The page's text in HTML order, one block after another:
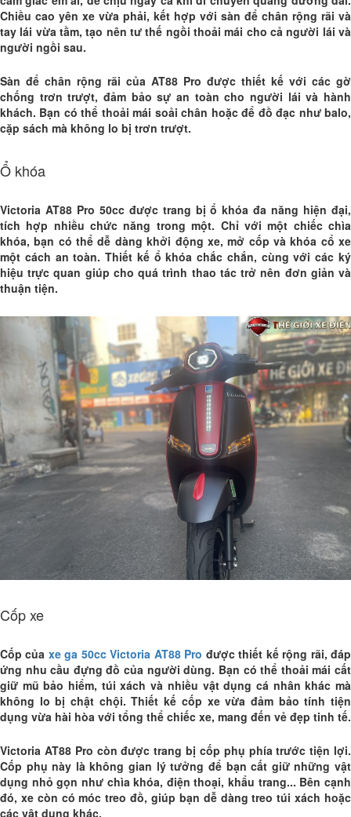
Chiều cao yên xe vừa phải, kết hợp với sàn để chân rộng rãi và
tay lái vừa tầm, tạo nên tư thế ngồi thoải mái cho cả người lái và
người ngồi sau.
Sàn để chân rộng rãi của AT88 Pro được thiết kế với các gờ
chống trơn trượt, đảm bảo sự an toàn cho người lái và hành
khách. Bạn có thể thoải mái soải chân hoặc để đồ đạc như balo,
cặp sách mà không lo bị trơn trượt.
Ổ khóa
Victoria AT88 Pro 50cc được trang bị ổ khóa đa năng hiện đại,
tích hợp nhiều chức năng trong một. Chỉ với một chiếc chìa
khóa, bạn có thể dễ dàng khởi động xe, mở cốp và khóa cổ xe
một cách an toàn. Thiết kế ổ khóa chắc chắn, cùng với các ký
hiệu trực quan giúp cho quá trình thao tác trở nên đơn giản và
thuận tiện.
Cốp xe
Cốp của xe ga 50cc Victoria AT88 Pro được thiết kế rộng rãi, đáp
ứng nhu cầu đựng đồ của người dùng. Bạn có thể thoải mái cất
giữ mũ bảo hiểm, túi xách và nhiều vật dụng cá nhân khác mà
không lo bị chật chội. Thiết kế cốp xe vừa đảm bảo tính tiện
dụng vừa hài hòa với tổng thể chiếc xe, mang đến vẻ đẹp tinh tế.
Victoria AT88 Pro còn được trang bị cốp phụ phía trước tiện lợi.
Cốp phụ này là không gian lý tưởng để bạn cất giữ những vật
dụng nhỏ gọn như chìa khóa, điện thoại, khẩu trang... Bên cạnh
đó, xe còn có móc treo đồ, giúp bạn dễ dàng treo túi xách hoặc
các vật dụng khác.